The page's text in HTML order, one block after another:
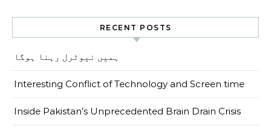
RECENT POSTS
ہمیں نیوٹرل رہنا ہوگا
Interesting Conflict of Technology and Screen time
Inside Pakistan’s Unprecedented Brain Drain Crisis